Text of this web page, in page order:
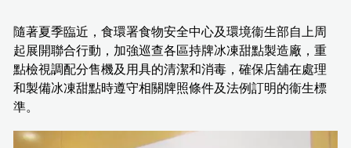
隨著夏季臨近，食環署食物安全中心及環境衞生部自上周
起展開聯合行動，加強巡查各區持牌冰凍甜點製造廠，重
點檢視調配分售機及用具的清潔和消毒，確保店舖在處理
和製備冰凍甜點時遵守相關牌照條件及法例訂明的衞生標
準。